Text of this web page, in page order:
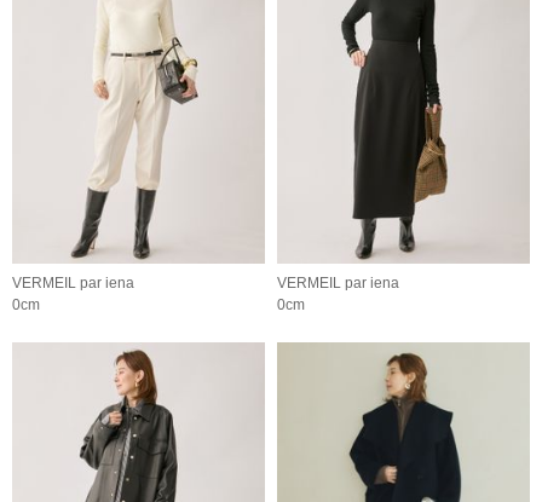
VERMEIL par iena
0cm
VERMEIL par iena
0cm